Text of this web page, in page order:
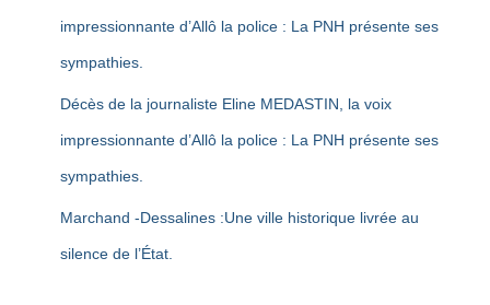
impressionnante d’Allô la police : La PNH présente ses
sympathies.
Décès de la journaliste Eline MEDASTIN, la voix
impressionnante d’Allô la police : La PNH présente ses
sympathies.
Marchand -Dessalines :Une ville historique livrée au
silence de l’État.